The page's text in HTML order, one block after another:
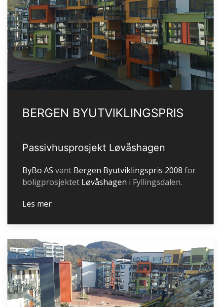
BERGEN BYUTVIKLINGSPRIS
Passivhusprosjekt Løvåshagen
ByBo AS vant Bergen Byutviklingspris 2008 for
boligprosjektet Løvåshagen i Fyllingsdalen.
Les mer